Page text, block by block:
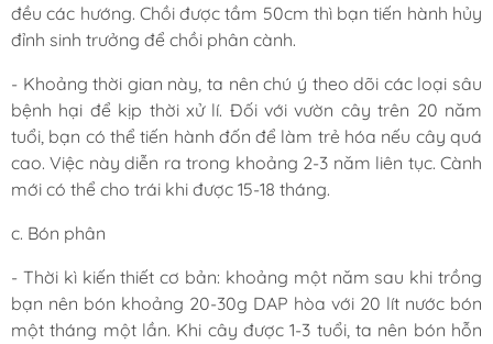
đều các hướng. Chồi được tầm 50cm thì bạn tiến hành hủy
đỉnh sinh trưởng để chồi phân cành.
- Khoảng thời gian này, ta nên chú ý theo dõi các loại sâu
bệnh hại để kịp thời xử lí. Đối với vườn cây trên 20 năm
tuổi, bạn có thể tiến hành đốn để làm trẻ hóa nếu cây quá
cao. Việc này diễn ra trong khoảng 2-3 năm liên tục. Cành
mới có thể cho trái khi được 15-18 tháng.
c. Bón phân
- Thời kì kiến thiết cơ bản: khoảng một năm sau khi trồng
bạn nên bón khoảng 20-30g DAP hòa với 20 lít nước bón
một tháng một lần. Khi cây được 1-3 tuổi, ta nên bón hỗn